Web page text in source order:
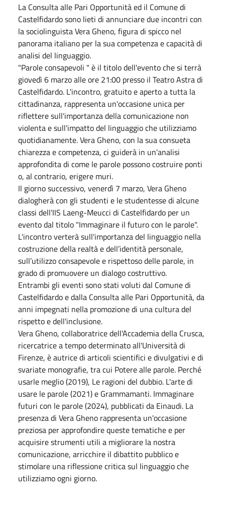
La Consulta alle Pari Opportunità ed il Comune di
Castelfidardo sono lieti di annunciare due incontri con
la sociolinguista Vera Gheno, figura di spicco nel
panorama italiano per la sua competenza e capacità di
analisi del linguaggio.
"Parole consapevoli " è il titolo dell'evento che si terrà
giovedì 6 marzo alle ore 21:00 presso il Teatro Astra di
Castelfidardo. L'incontro, gratuito e aperto a tutta la
cittadinanza, rappresenta un'occasione unica per
riflettere sull'importanza della comunicazione non
violenta e sull'impatto del linguaggio che utilizziamo
quotidianamente. Vera Gheno, con la sua consueta
chiarezza e competenza, ci guiderà in un'analisi
approfondita di come le parole possono costruire ponti
o, al contrario, erigere muri.
Il giorno successivo, venerdì 7 marzo, Vera Gheno
dialogherà con gli studenti e le studentesse di alcune
classi dell'IIS Laeng-Meucci di Castelfidardo per un
evento dal titolo "Immaginare il futuro con le parole".
L'incontro verterà sull'importanza del linguaggio nella
costruzione della realtà e dell’identità personale,
sull’utilizzo consapevole e rispettoso delle parole, in
grado di promuovere un dialogo costruttivo.
Entrambi gli eventi sono stati voluti dal Comune di
Castelfidardo e dalla Consulta alle Pari Opportunità, da
anni impegnati nella promozione di una cultura del
rispetto e dell'inclusione.
Vera Gheno, collaboratrice dell'Accademia della Crusca,
ricercatrice a tempo determinato all'Università di
Firenze, è autrice di articoli scientifici e divulgativi e di
svariate monografie, tra cui Potere alle parole. Perché
usarle meglio (2019), Le ragioni del dubbio. L'arte di
usare le parole (2021) e Grammamanti. Immaginare
futuri con le parole (2024), pubblicati da Einaudi. La
presenza di Vera Gheno rappresenta un'occasione
preziosa per approfondire queste tematiche e per
acquisire strumenti utili a migliorare la nostra
comunicazione, arricchire il dibattito pubblico e
stimolare una riflessione critica sul linguaggio che
utilizziamo ogni giorno.